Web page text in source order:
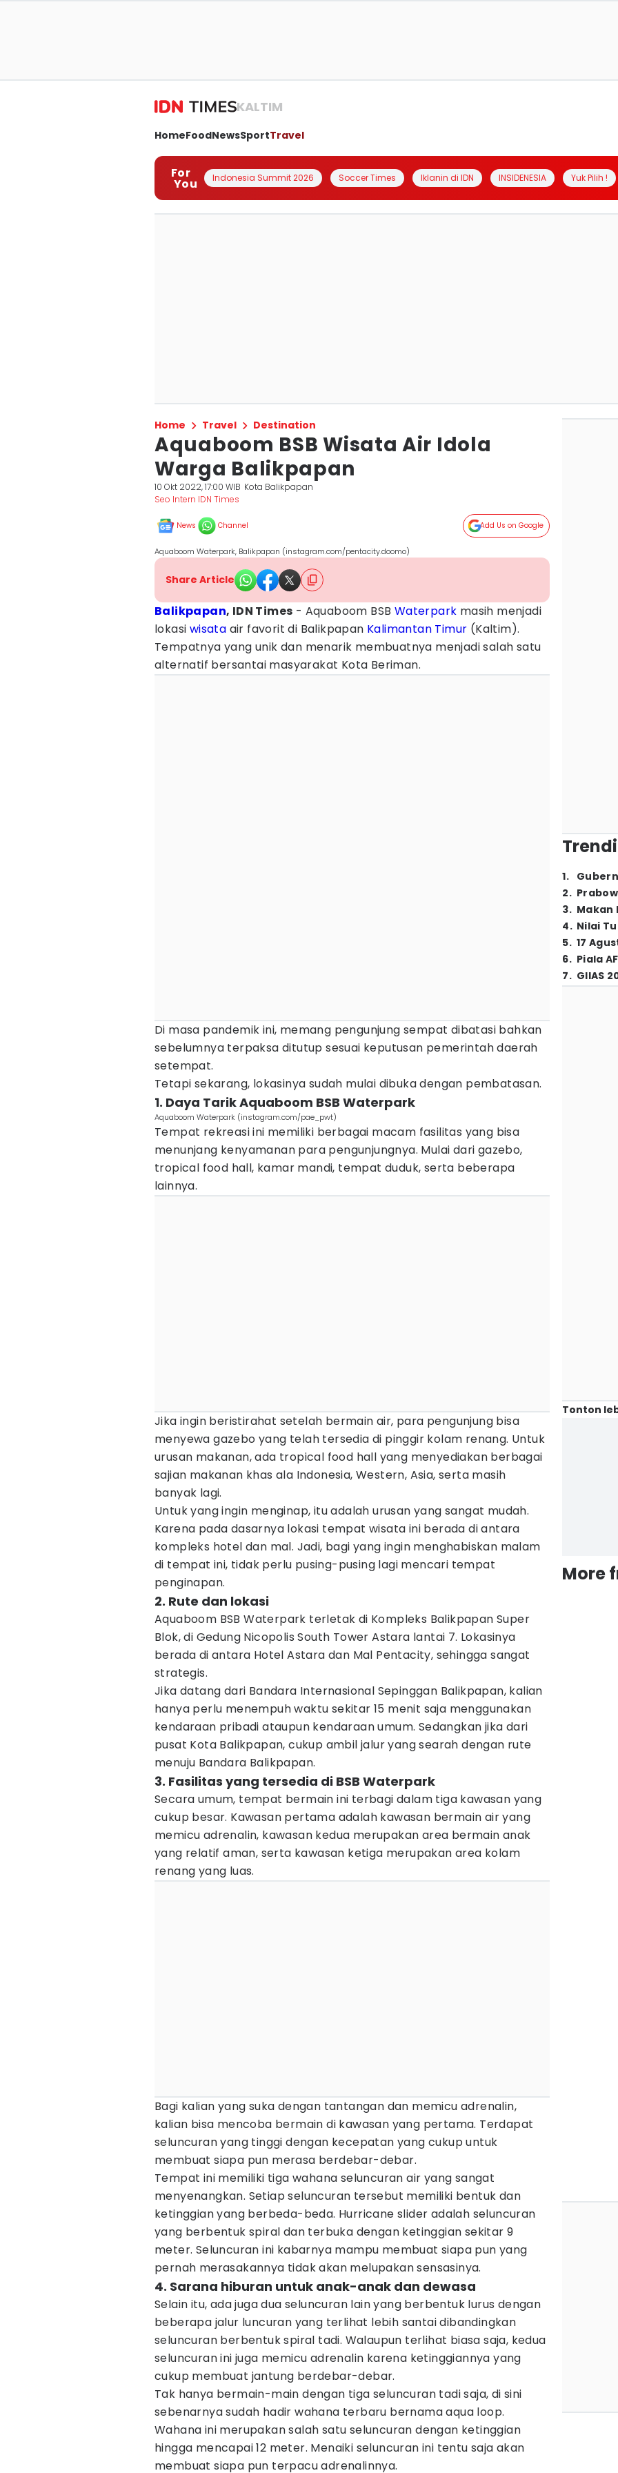
KALTIM
HomeFoodNewsSportTravel
For
You Indonesia Summit 2026 Soccer Times Iklanin di IDN INSIDENESIA Yuk Pilih !
Home Travel Destination
Aquaboom BSB Wisata Air Idola
Warga Balikpapan
10 Okt 2022, 17:00 WIB Kota Balikpapan
Seo Intern IDN Times
News Channel Add Us on Google
Aquaboom Waterpark, Balikpapan (instagram.com/pentacity.doomo)
Share Article
Balikpapan, IDN Times - Aquaboom BSB Waterpark masih menjadi
lokasi wisata air favorit di Balikpapan Kalimantan Timur (Kaltim).
Tempatnya yang unik dan menarik membuatnya menjadi salah satu
alternatif bersantai masyarakat Kota Beriman.
Di masa pandemik ini, memang pengunjung sempat dibatasi bahkan
sebelumnya terpaksa ditutup sesuai keputusan pemerintah daerah
setempat.
Tetapi sekarang, lokasinya sudah mulai dibuka dengan pembatasan.
1. Daya Tarik Aquaboom BSB Waterpark
Aquaboom Waterpark (instagram.com/pae_pwt)
Tempat rekreasi ini memiliki berbagai macam fasilitas yang bisa
menunjang kenyamanan para pengunjungnya. Mulai dari gazebo,
tropical food hall, kamar mandi, tempat duduk, serta beberapa
lainnya.
Jika ingin beristirahat setelah bermain air, para pengunjung bisa
menyewa gazebo yang telah tersedia di pinggir kolam renang. Untuk
urusan makanan, ada tropical food hall yang menyediakan berbagai
sajian makanan khas ala Indonesia, Western, Asia, serta masih
banyak lagi.
Untuk yang ingin menginap, itu adalah urusan yang sangat mudah.
Karena pada dasarnya lokasi tempat wisata ini berada di antara
kompleks hotel dan mal. Jadi, bagi yang ingin menghabiskan malam
di tempat ini, tidak perlu pusing-pusing lagi mencari tempat
penginapan.
2. Rute dan lokasi
Aquaboom BSB Waterpark terletak di Kompleks Balikpapan Super
Blok, di Gedung Nicopolis South Tower Astara lantai 7. Lokasinya
berada di antara Hotel Astara dan Mal Pentacity, sehingga sangat
strategis.
Jika datang dari Bandara Internasional Sepinggan Balikpapan, kalian
hanya perlu menempuh waktu sekitar 15 menit saja menggunakan
kendaraan pribadi ataupun kendaraan umum. Sedangkan jika dari
pusat Kota Balikpapan, cukup ambil jalur yang searah dengan rute
menuju Bandara Balikpapan.
3. Fasilitas yang tersedia di BSB Waterpark
Secara umum, tempat bermain ini terbagi dalam tiga kawasan yang
cukup besar. Kawasan pertama adalah kawasan bermain air yang
memicu adrenalin, kawasan kedua merupakan area bermain anak
yang relatif aman, serta kawasan ketiga merupakan area kolam
renang yang luas.
Bagi kalian yang suka dengan tantangan dan memicu adrenalin,
kalian bisa mencoba bermain di kawasan yang pertama. Terdapat
seluncuran yang tinggi dengan kecepatan yang cukup untuk
membuat siapa pun merasa berdebar-debar.
Tempat ini memiliki tiga wahana seluncuran air yang sangat
menyenangkan. Setiap seluncuran tersebut memiliki bentuk dan
ketinggian yang berbeda-beda. Hurricane slider adalah seluncuran
yang berbentuk spiral dan terbuka dengan ketinggian sekitar 9
meter. Seluncuran ini kabarnya mampu membuat siapa pun yang
pernah merasakannya tidak akan melupakan sensasinya.
4. Sarana hiburan untuk anak-anak dan dewasa
Selain itu, ada juga dua seluncuran lain yang berbentuk lurus dengan
beberapa jalur luncuran yang terlihat lebih santai dibandingkan
seluncuran berbentuk spiral tadi. Walaupun terlihat biasa saja, kedua
seluncuran ini juga memicu adrenalin karena ketinggiannya yang
cukup membuat jantung berdebar-debar.
Tak hanya bermain-main dengan tiga seluncuran tadi saja, di sini
sebenarnya sudah hadir wahana terbaru bernama aqua loop.
Wahana ini merupakan salah satu seluncuran dengan ketinggian
hingga mencapai 12 meter. Menaiki seluncuran ini tentu saja akan
membuat siapa pun terpacu adrenalinnya.
1.
2.
3. Makan
4. Nilai
5. 17
6. Piala
7. GIIAS
Tonton
More